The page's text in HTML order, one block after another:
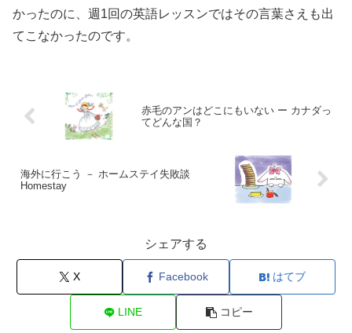
かったのに、週1回の英語レッスンではその言葉さえも出
てこなかったのです。
赤毛のアンはどこにもいない ー カナダっ
てどんな国？
海外に行こう － ホームステイ失敗談
Homestay
シェアする
X Facebook はてブ
LINE コピー